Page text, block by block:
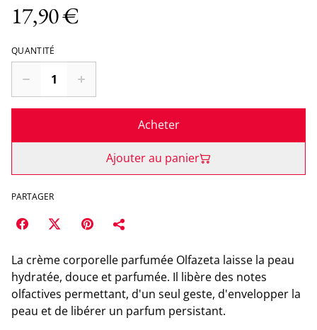
17,90 €
QUANTITÉ
Acheter
Ajouter au panier
PARTAGER
La crème corporelle parfumée Olfazeta laisse la peau
hydratée, douce et parfumée. Il libère des notes
olfactives permettant, d'un seul geste, d'envelopper la
peau et de libérer un parfum persistant.